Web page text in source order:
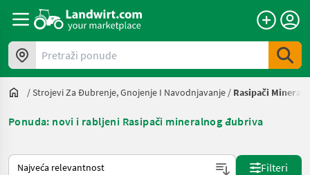
Pretraži ponude
/Strojevi Za Đubrenje, Gnojenje I Navodnjavanje / Rasipači
Ponuda: novi i rabljeni Rasipači mineralnog đubriva
Način na koji sortira Landwirt.com
Filteri